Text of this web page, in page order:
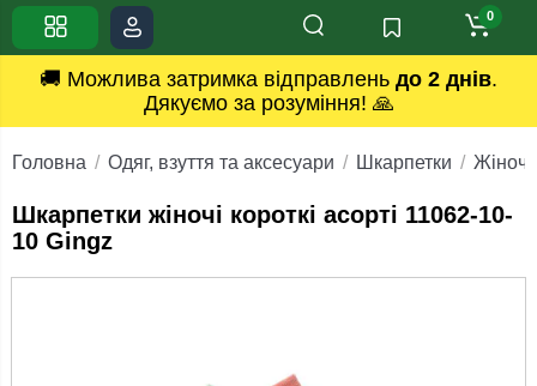
🚚 Можлива затримка відправлень до 2 днів.
Дякуємо за розуміння! 🙏
0
Головна Одяг, взуття та аксесуари Шкарпетки
Шкарпетки жіночі короткі асорті 11062-10-
10 Gingz